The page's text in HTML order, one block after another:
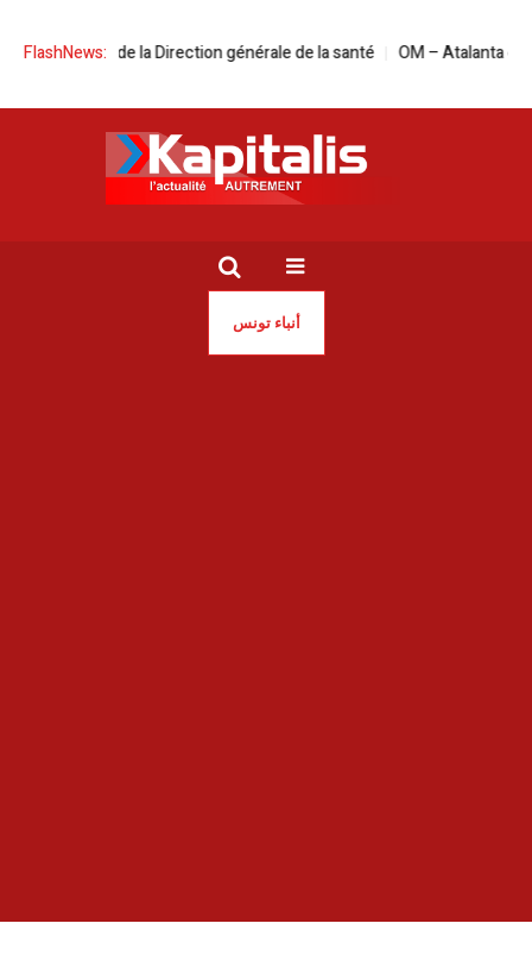
FlashNews:
à la tête de la Direction générale de la santé OM – Atalanta en live
أنباء تونس